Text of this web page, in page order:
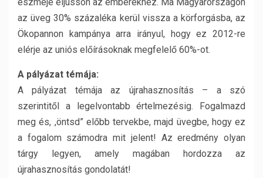
az üveg 30% százaléka kerül vissza a körforgásba, az
Ökopannon kampánya arra irányul, hogy ez 2012-re
elérje az uniós előírásoknak megfelelő 60%-ot.
A pályázat témája:
A pályázat témája az újrahasznosítás – a szó
szerintitől a legelvontabb értelmezésig. Fogalmazd
meg és, ,öntsd” előbb tervekbe, majd üvegbe, hogy ez
a fogalom számodra mit jelent! Az eredmény olyan
tárgy legyen, amely magában hordozza az
újrahasznosítás gondolatát!